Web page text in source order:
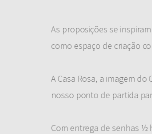
As proposições se
como espaço de criação
A Casa Rosa, a imagem
nosso ponto de partida
Com entrega de senhas ½